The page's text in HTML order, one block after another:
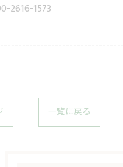
2616-1573
一覧に戻る